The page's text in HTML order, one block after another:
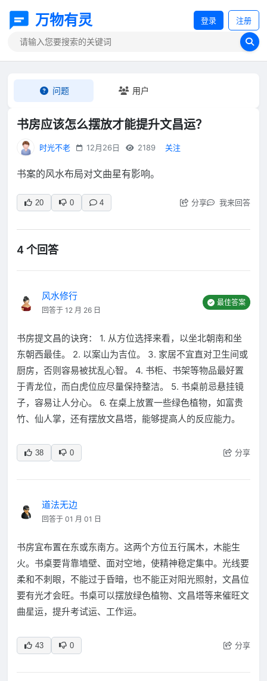
万物有灵 登录 注册
问题 用户
书房应该怎么摆放才能提升文昌运？
时光不老 12月26日 2189 关注
书案的风水布局对文曲星有影响。
20 0 4 分享 我来回答
4 个回答
风水修行
回答于 12 月 26 日
最佳答案
书房提文昌的诀窍： 1. 从方位选择来看，以坐北朝南和坐
东朝西最佳。 2. 以案山为吉位。 3. 家居不宜直对卫生间或
厨房，否则容易被扰乱心智。 4. 书柜、书架等物品最好置
于青龙位，而白虎位应尽量保持整洁。 5. 书桌前忌悬挂镜
子，容易让人分心。 6. 在桌上放置一些绿色植物，如富贵
竹、仙人掌，还有摆放文昌塔，能够提高人的反应能力。
38 0 分享
道法无边
回答于 01 月 01 日
书房宜布置在东或东南方。这两个方位五行属木，木能生
火。书桌要背靠墙壁、面对空地，使精神稳定集中。光线要
柔和不刺眼，不能过于昏暗，也不能正对阳光照射，文昌位
要有光才会旺。书桌可以摆放绿色植物、文昌塔等来催旺文
曲星运，提升考试运、工作运。
43 0 分享